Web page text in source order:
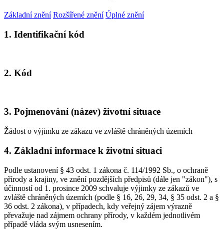
Základní znění Rozšířené znění Úplné znění
1. Identifikační kód
2. Kód
3. Pojmenování (název) životní situace
Žádost o výjimku ze zákazu ve zvláště chráněných územích
4. Základní informace k životní situaci
Podle ustanovení § 43 odst. 1 zákona č. 114/1992 Sb., o ochraně
přírody a krajiny, ve znění pozdějších předpisů (dále jen "zákon"), s
účinností od 1. prosince 2009 schvaluje výjimky ze zákazů ve
zvláště chráněných územích (podle § 16, 26, 29, 34, § 35 odst. 2 a §
36 odst. 2 zákona), v případech, kdy veřejný zájem výrazně
převažuje nad zájmem ochrany přírody, v každém jednotlivém
případě vláda svým usnesením.